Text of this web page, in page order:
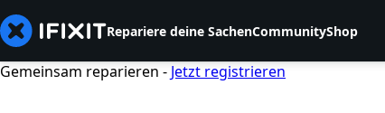
Repariere deine SachenCommunityShop
Gemeinsam reparieren - Jetzt registrieren